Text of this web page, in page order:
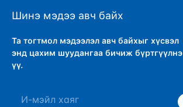
Шинэ мэдээ авч байх
Та тогтмол мэдээлэл авч байхыг хүсвэл
энд цахим шуудангаа бичиж бүртгүүлнэ
үү.